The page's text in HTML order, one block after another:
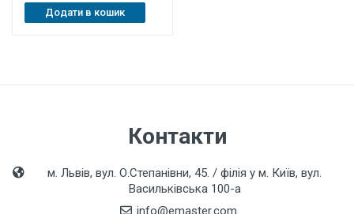
Додати в кошик
Контакти
м. Львів, вул. О.Степанівни, 45. / філія у м. Київ, вул.
Васильківська 100-а
info@emaster.com